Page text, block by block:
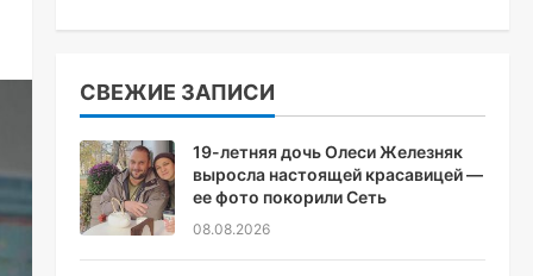
СВЕЖИЕ ЗАПИСИ
19-летняя дочь Олеси Железняк
выросла настоящей красавицей —
ее фото покорили Сеть
08.08.2026